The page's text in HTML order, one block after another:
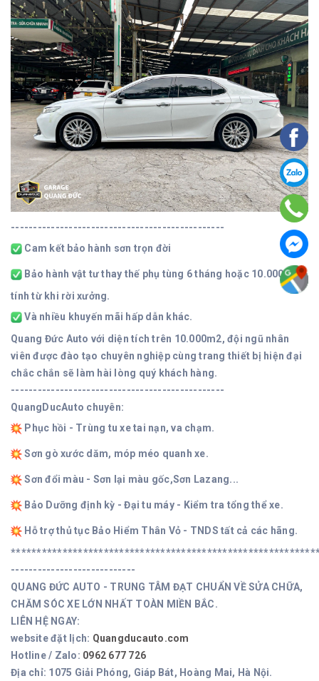
------------------------------------------------
Cam kết bảo hành sơn trọn đời
Bảo hành vật tư thay thế phụ tùng 6 tháng hoặc 10.000km
tính từ khi rời xưởng.
Và nhiều khuyến mãi hấp dẫn khác.
Quang Đức Auto với diện tích trên 10.000m2, đội ngũ nhân
viên được đào tạo chuyên nghiệp cùng trang thiết bị hiện đại
chắc chắn sẽ làm hài lòng quý khách hàng.
------------------------------------------------
QuangDucAuto chuyên:
Phục hồi - Trùng tu xe tai nạn, va chạm.
Sơn gò xước dăm, móp méo quanh xe.
Sơn đổi màu - Sơn lại màu gốc,Sơn Lazang...
Bảo Dưỡng định kỳ - Đại tu máy - Kiểm tra tổng thể xe.
Hỗ trợ thủ tục Bảo Hiểm Thân Vỏ - TNDS tất cả các hãng.
----------------------------
QUANG ĐỨC AUTO - TRUNG TÂM ĐẠT CHUẨN VỀ SỬA CHỮA,
CHĂM SÓC XE LỚN NHẤT TOÀN MIỀN BẮC.
LIÊN HỆ NGAY:
website đặt lịch: Quangducauto.com
Hotline / Zalo: 0962 677 726
Địa chỉ: 1075 Giải Phóng, Giáp Bát, Hoàng Mai, Hà Nội.